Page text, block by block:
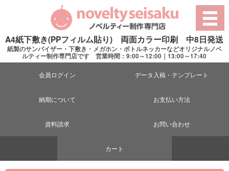
A4紙下敷き(PPフィルム貼り) 両面カラー印刷 中8日発送
紙製のサンバイザー・下敷き・メガホン・ボトルネッカーなどオリジナルノベ
ルティー制作専門店です 営業時間：9:00～12:00｜13:00～17:40
会員ログイン データ入稿・テンプレート
納期について お支払い方法
資料請求 お問い合わせ
カート